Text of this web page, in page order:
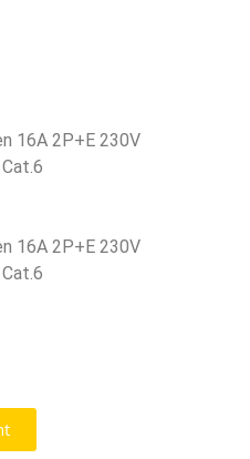
16A 2P+E 230V
16A 2P+E 230V